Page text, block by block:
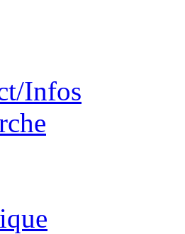
Infos